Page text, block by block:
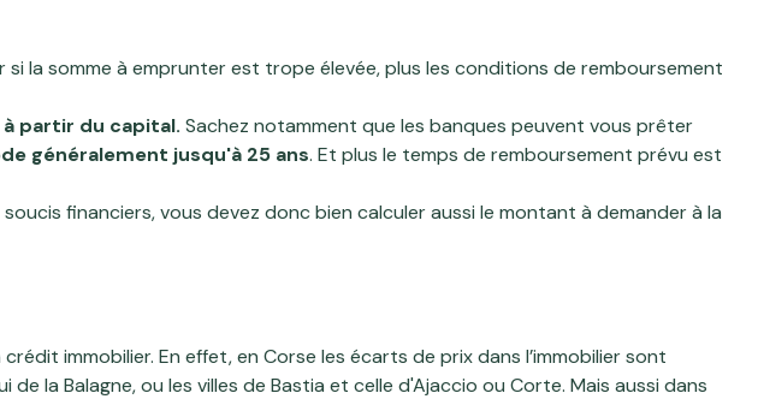
la somme à emprunter est trope élevée, plus les conditions de remboursement
partir du capital. Sachez notamment que les banques peuvent vous prêter
généralement jusqu'à 25 ans. Et plus le temps de remboursement prévu est
financiers, vous devez donc bien calculer aussi le montant à demander à la
immobilier. En effet, en Corse les écarts de prix dans l’immobilier sont
la Balagne, ou les villes de Bastia et celle d'Ajaccio ou Corte. Mais aussi dans